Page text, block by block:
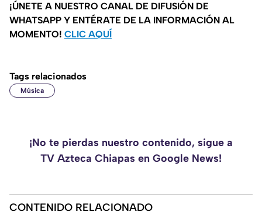
¡ÚNETE A NUESTRO CANAL DE DIFUSIÓN DE
WHATSAPP Y ENTÉRATE DE LA INFORMACIÓN AL
MOMENTO! CLIC AQUÍ
Tags relacionados
Música
¡No te pierdas nuestro contenido, sigue a
TV Azteca Chiapas en Google News!
CONTENIDO RELACIONADO